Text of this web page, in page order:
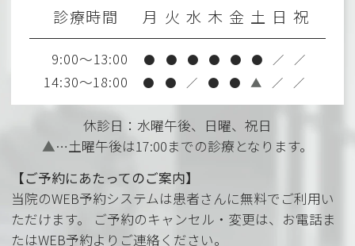
診療時間 月 火 水 木 金 土 日 祝
9:00～13:00 ● ● ● ● ● ● ／ ／
14:30～18:00 ● ● ／ ● ● ▲ ／ ／
休診日：水曜午後、日曜、祝日
▲…土曜午後は17:00までの診療となります。
【ご予約にあたってのご案内】
当院のWEB予約システムは患者さんに無料でご利用い
ただけます。 ご予約のキャンセル・変更は、お電話ま
たはWEB予約よりご連絡ください。